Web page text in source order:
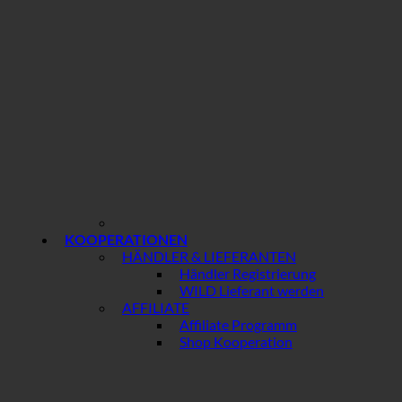
KOOPERATIONEN
HÄNDLER & LIEFERANTEN
Händler Registrierung
WILD Lieferant werden
AFFILIATE
Affiliate Programm
Shop Kooperation